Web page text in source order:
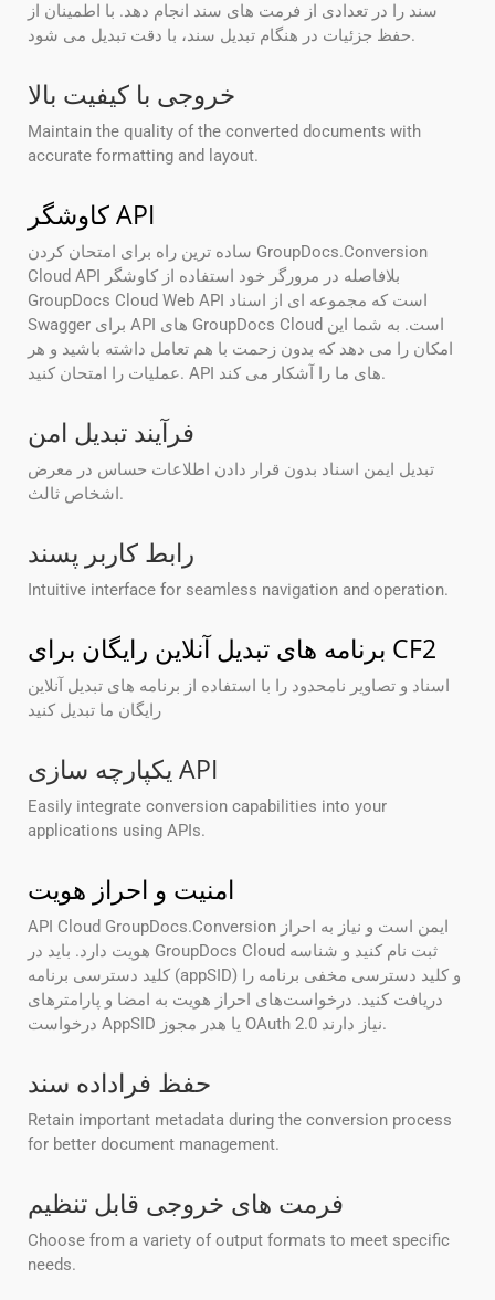
سند را در تعدادی از فرمت های سند انجام دهد. با اطمینان از
حفظ جزئیات در هنگام تبدیل سند، با دقت تبدیل می شود.
خروجی با کیفیت بالا
Maintain the quality of the converted documents with
accurate formatting and layout.
کاوشگر API
ساده ترین راه برای امتحان کردن GroupDocs.Conversion
Cloud API بلافاصله در مرورگر خود استفاده از کاوشگر
GroupDocs Cloud Web API است که مجموعه ای از اسناد
Swagger برای API های GroupDocs Cloud است. به شما این
امکان را می دهد که بدون زحمت با هم تعامل داشته باشید و هر
عملیات را امتحان کنید. API های ما را آشکار می کند.
فرآیند تبدیل امن
تبدیل ایمن اسناد بدون قرار دادن اطلاعات حساس در معرض
اشخاص ثالث.
رابط کاربر پسند
Intuitive interface for seamless navigation and operation.
برنامه های تبدیل آنلاین رایگان برای CF2
اسناد و تصاویر نامحدود را با استفاده از برنامه های تبدیل آنلاین
رایگان ما تبدیل کنید
یکپارچه سازی API
Easily integrate conversion capabilities into your
applications using APIs.
امنیت و احراز هویت
API Cloud GroupDocs.Conversion ایمن است و نیاز به احراز
هویت دارد. باید در GroupDocs Cloud ثبت نام کنید و شناسه
کلید دسترسی برنامه (appSID) و کلید دسترسی مخفی برنامه را
دریافت کنید. درخواست‌های احراز هویت به امضا و پارامترهای
درخواست AppSID یا هدر مجوز OAuth 2.0 نیاز دارند.
حفظ فراداده سند
Retain important metadata during the conversion process
for better document management.
فرمت های خروجی قابل تنظیم
Choose from a variety of output formats to meet specific
needs.